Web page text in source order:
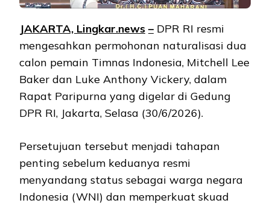
JAKARTA, Lingkar.news – DPR RI resmi
mengesahkan permohonan naturalisasi dua
calon pemain Timnas Indonesia, Mitchell Lee
Baker dan Luke Anthony Vickery, dalam
Rapat Paripurna yang digelar di Gedung
DPR RI, Jakarta, Selasa (30/6/2026).
Persetujuan tersebut menjadi tahapan
penting sebelum keduanya resmi
menyandang status sebagai warga negara
Indonesia (WNI) dan memperkuat skuad